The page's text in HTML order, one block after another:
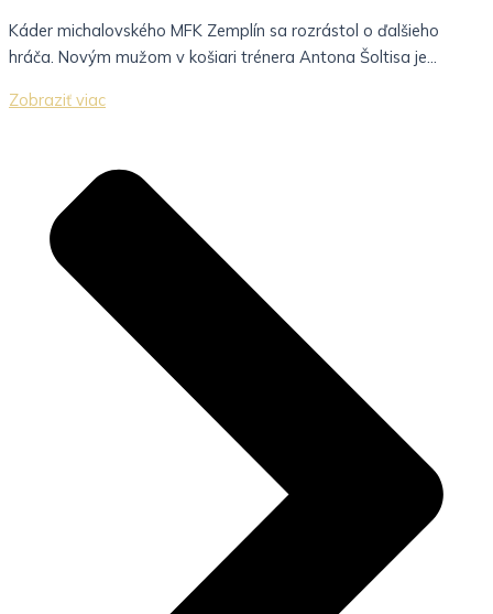
Káder michalovského MFK Zemplín sa rozrástol o ďalšieho
hráča. Novým mužom v košiari trénera Antona Šoltisa je...
Zobraziť viac